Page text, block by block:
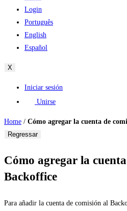
Login
Português
English
Español
X
Iniciar sesión
Unirse
Home / Cómo agregar la cuenta de
Regressar
Cómo agregar la
Backoffice
Para añadir la cuenta de comisión al